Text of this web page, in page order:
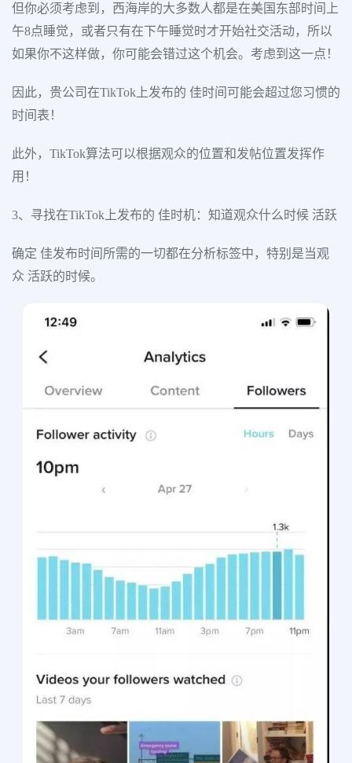
但你必须考虑到，西海岸的大多数人都是在美国东部时间上
午8点睡觉，或者只有在下午睡觉时才开始社交活动，所以
如果你不这样做，你可能会错过这个机会。考虑到这一点！
因此，贵公司在TikTok上发布的 佳时间可能会超过您习惯的
时间表！
此外，TikTok算法可以根据观众的位置和发帖位置发挥作
用！
3、寻找在TikTok上发布的 佳时机：知道观众什么时候 活跃
确定 佳发布时间所需的一切都在分析标签中，特别是当观
众 活跃的时候。